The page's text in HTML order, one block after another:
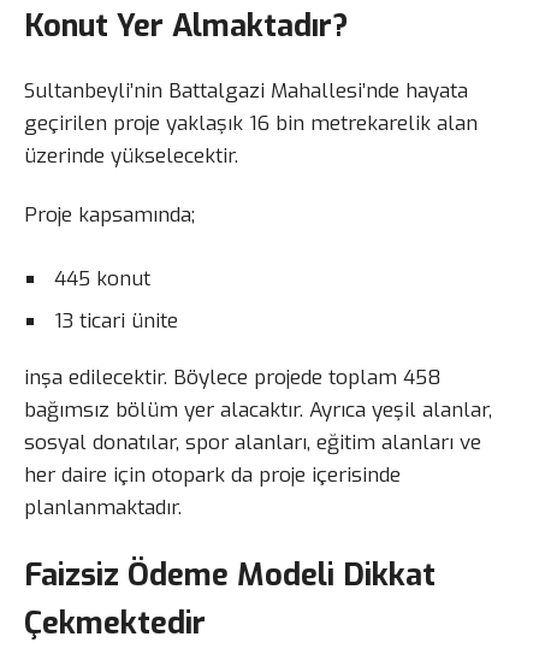
Konut Yer Almaktadır?
Sultanbeyli’nin Battalgazi Mahallesi’nde hayata
geçirilen proje yaklaşık 16 bin metrekarelik alan
üzerinde yükselecektir.
Proje kapsamında;
445 konut
13 ticari ünite
inşa edilecektir. Böylece projede toplam 458
bağımsız bölüm yer alacaktır. Ayrıca yeşil alanlar,
sosyal donatılar, spor alanları, eğitim alanları ve
her daire için otopark da proje içerisinde
planlanmaktadır.
Faizsiz Ödeme Modeli Dikkat
Çekmektedir